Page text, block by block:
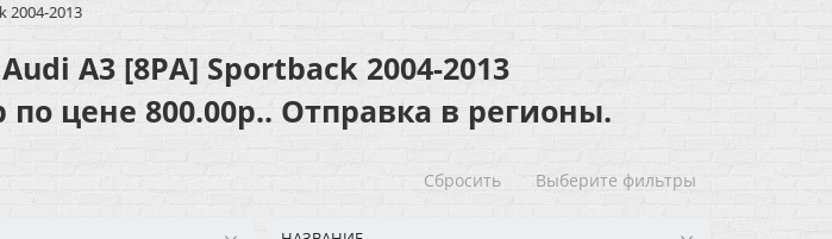
2004-2013
A3 [8PA] Sportback 2004-2013
по цене 800.00р.. Отправка в регионы.
Сбросить Выберите фильтры